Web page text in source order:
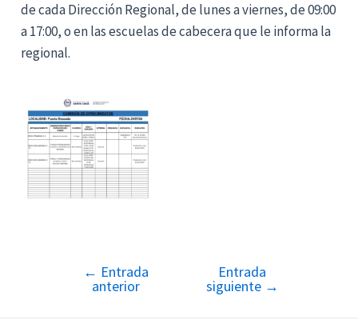
de cada Dirección Regional, de lunes a viernes, de 09:00
a 17:00, o en las escuelas de cabecera que le informa la
regional.
Navegación
entradas
← Entrada
anterior
Entrada
siguiente →